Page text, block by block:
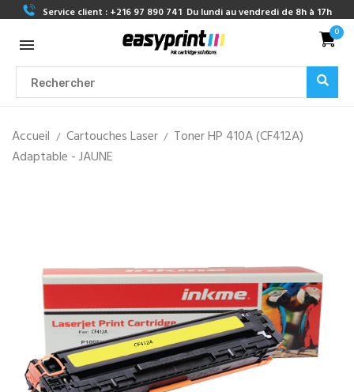
Service client : +216 97 890 741 Du lundi au vendredi de 8h à 17h
0
Accueil Cartouches Laser
Toner HP 410A (CF412A)
Adaptable - JAUNE